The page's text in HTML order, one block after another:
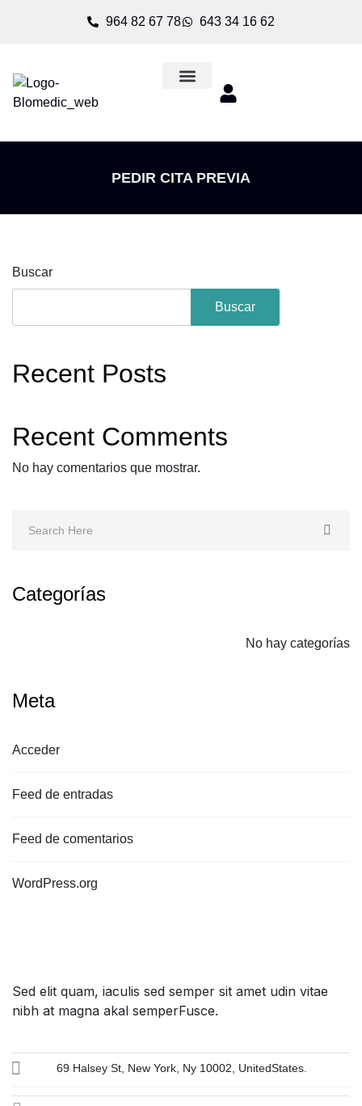
964 82 67 78 643 34 16 62
PEDIR CITA PREVIA
Buscar
Buscar
Recent Posts
Recent Comments
No hay comentarios que mostrar.
Categorías
No hay categorías
Meta
Acceder
Feed de entradas
Feed de comentarios
WordPress.org
Sed elit quam, iaculis sed semper sit amet udin vitae
nibh at magna akal semperFusce.
69 Halsey St, New York, Ny 10002, UnitedStates.